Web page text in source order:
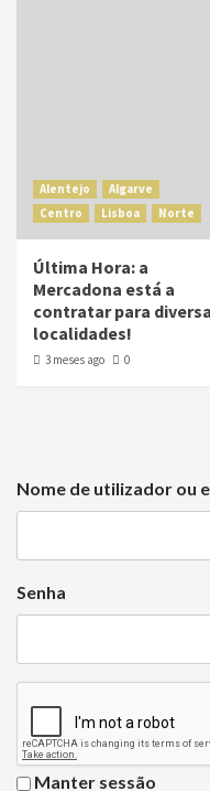
Alentejo
Algarve
Centro
Lisboa Norte
Última Hora: a
Mercadona está a
contratar para
localidades!
3 meses ago 0
Nome de utilizador ou
Senha
Manter sessão